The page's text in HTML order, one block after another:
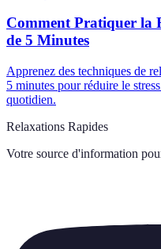
Comment Pratiquer la
de 5 Minutes
Apprenez des techniques de
5 minutes pour réduire le
quotidien.
Relaxations Rapides
Votre source d'information